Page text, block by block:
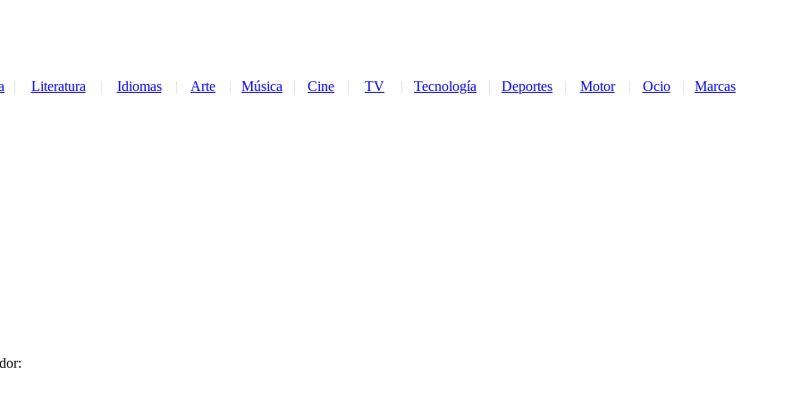
| Literatura | Idiomas | Arte | Música | Cine | TV | Tecnología | Deportes | Motor | Ocio |
Marcas